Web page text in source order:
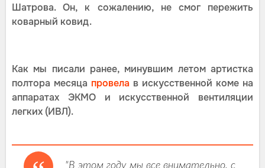
Шатрова. Он, к сожалению, не смог пережить
коварный ковид.
Как мы писали ранее, минувшим летом артистка
полтора месяца провела в искусственной коме на
аппаратах ЭКМО и искусственной вентиляции
легких (ИВЛ).
"В этом году мы все внимательно, с